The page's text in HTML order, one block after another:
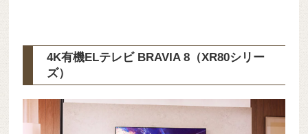
4K有機ELテレビ BRAVIA 8（XR80シリー
ズ）